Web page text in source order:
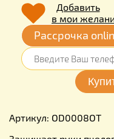
Добавить
в мои
Рассрочка
Артикул: OD0008OT